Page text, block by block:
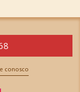
conosco